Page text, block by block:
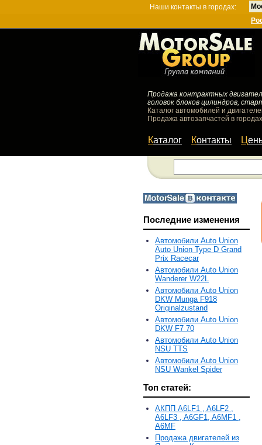
Наши контакты в городах:
Продажа контрактных
головок блоков цилиндров,
Каталог автомобилей и
Продажа автозапчастей в
Каталог Контакты
Последние изменения
Автомобили Auto Union
Auto Union Type D Grand
Prix Racecar
Автомобили Auto Union
Wanderer W22L
Автомобили Auto Union
DKW Munga F918
Originalzustand
Автомобили Auto Union
DKW F7 70
Автомобили Auto Union
NSU TTS
Автомобили Auto Union
NSU Wankel Spider
Топ статей:
АКПП A6LF1 , A6LF2 ,
A6LF3 , A6GF1, A6MF1 ,
A6MF
Продажа двигателей из